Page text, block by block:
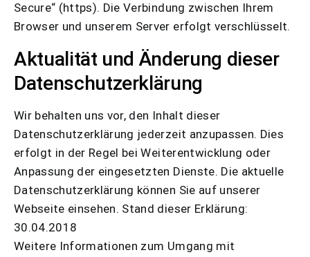
Secure“ (https). Die Verbindung zwischen Ihrem
Browser und unserem Server erfolgt verschlüsselt.
Aktualität und Änderung dieser
Datenschutzerklärung
Wir behalten uns vor, den Inhalt dieser
Datenschutzerklärung jederzeit anzupassen. Dies
erfolgt in der Regel bei Weiterentwicklung oder
Anpassung der eingesetzten Dienste. Die aktuelle
Datenschutzerklärung können Sie auf unserer
Webseite einsehen. Stand dieser Erklärung:
30.04.2018
Weitere Informationen zum Umgang mit